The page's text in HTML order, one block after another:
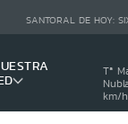
SANTORAL DE HOY:
Tª
km/h